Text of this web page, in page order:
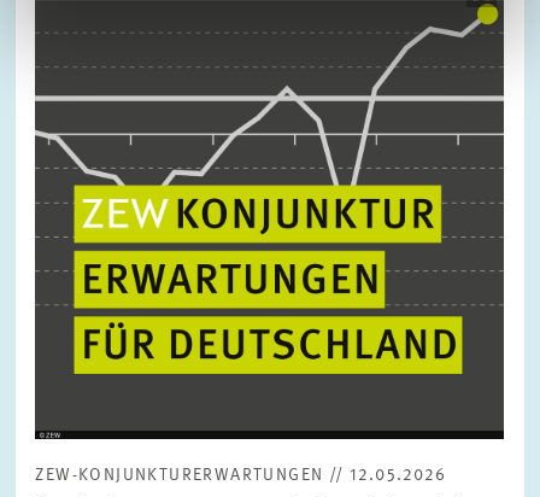
Ansicht
ZEW-KONJUNKTURERWARTUNGEN // 12.05.2026